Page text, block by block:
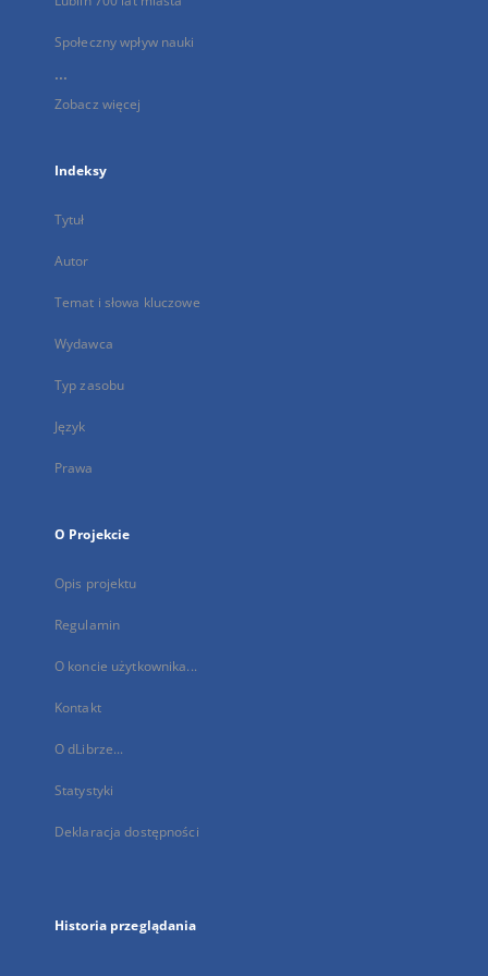
Społeczny wpływ nauki
...
Zobacz więcej
Indeksy
Tytuł
Autor
Temat i słowa kluczowe
Wydawca
Typ zasobu
Język
Prawa
O Projekcie
Opis projektu
Regulamin
O koncie użytkownika...
Kontakt
O dLibrze...
Statystyki
Deklaracja dostępności
Historia przeglądania